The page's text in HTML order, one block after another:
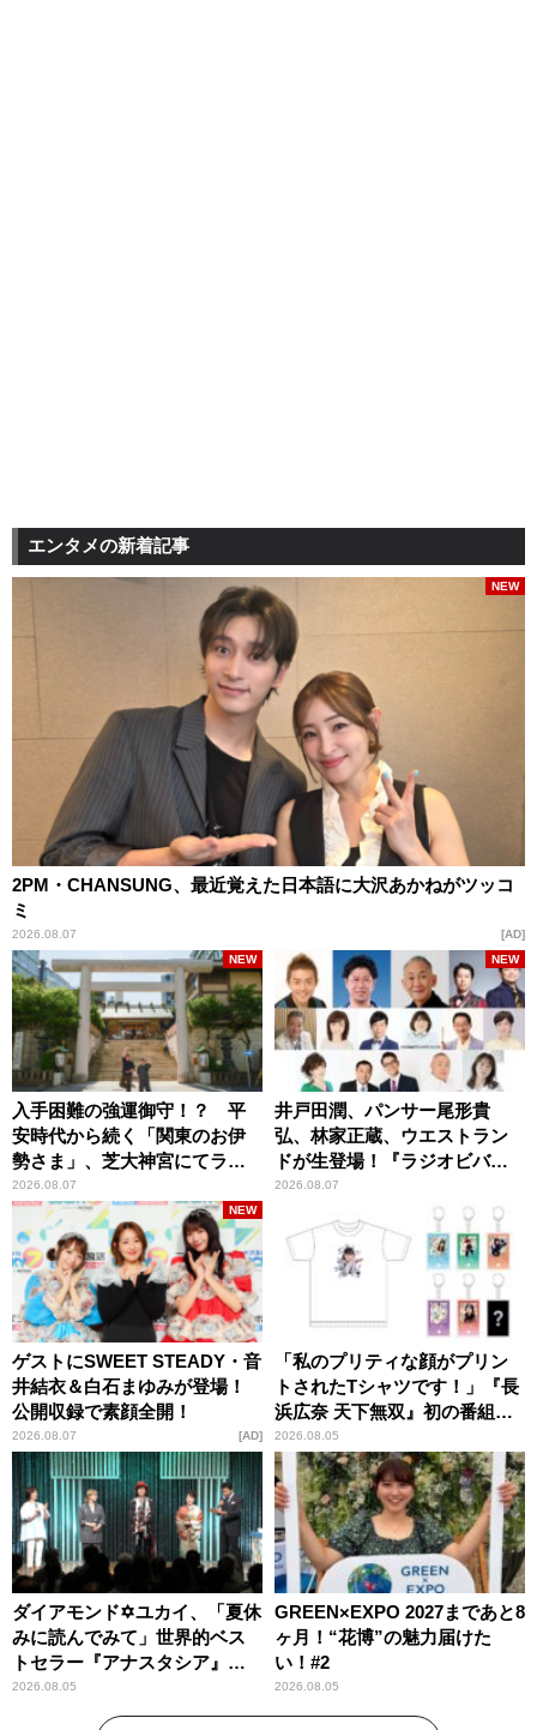
エンタメの新着記事
2PM・CHANSUNG、最近覚えた日本語に大沢あかねがツッコ
ミ
2026.08.07
NEW
AD
入手困難の強運御守！？ 平
安時代から続く「関東のお伊
勢さま」、芝大神宮にてラン
パンプスが合格祈願！
2026.08.07
NEW
井戸田潤、パンサー尾形貴
弘、林家正蔵、ウエストラン
ドが生登場！『ラジオビバリ
ー昼ズ』
2026.08.07
NEW
ゲストにSWEET STEADY・音
井結衣＆白石まゆみが登場！
公開収録で素顔全開！
2026.08.07
NEW
AD
「私のプリティな顔がプリン
トされたTシャツです！」『長
浜広奈 天下無双』初の番組グ
ッズ発売
2026.08.05
ダイアモンド✡ユカイ、「夏休
みに読んでみて」世界的ベス
トセラー『アナスタシア』を
紹介
2026.08.05
GREEN×EXPO 2027まであと8
ヶ月！“花博”の魅力届けた
い！#2
2026.08.05